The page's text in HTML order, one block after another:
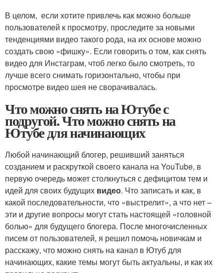
В целом, если хотите привлечь как можно больше
пользователей к просмотру, проследите за новыми
тенденциями видео такого рода, на их основе можно
создать свою «фишку». Если говорить о том, как снять
видео для Инстаграм, чтоб легко было смотреть, то
лучше всего снимать горизонтально, чтобы при
просмотре видео шея не сворачивалась.
Что можно снять на Ютубе с
подругой. Что можно снять на
Ютубе для начинающих
Любой начинающий блогер, решивший заняться
созданием и раскруткой своего канала на YouTube, в
первую очередь может столкнуться с дефицитом тем и
идей для своих будущих видео. Что записать и как, в
какой последовательности, что «выстрелит», а что нет –
эти и другие вопросы могут стать настоящей «головной
болью» для будущего блогера. После многочисленных
писем от пользователей, я решил помочь новичкам и
расскажу, что можно снять на канал в Ютуб для
начинающих, какие темы могут быть актуальны, и как их